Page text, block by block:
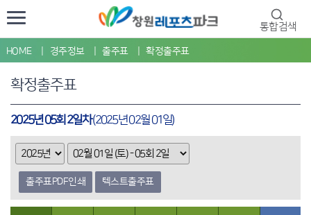
통합검색
HOME 경주정보 출주표 확정출주표
확정출주표
2025년 05회 2일차(2025년 02월 01일)
출주표PDF인쇄 텍스트출주표